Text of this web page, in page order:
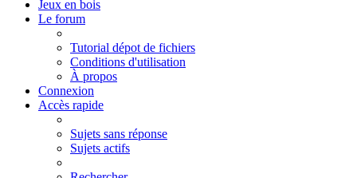
Jeux en bois
Le forum
Tutorial dépot de fichiers
Conditions d'utilisation
À propos
Connexion
Accès rapide
Sujets sans réponse
Sujets actifs